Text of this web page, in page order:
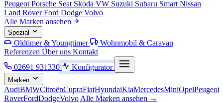
Peugeot Porsche Seat Skoda VW Suzuki Subaru Smart Nissan
Land RoverFord Dodge Volvo
Alle Marken ansehen
Spezial
Oldtimer & Youngtimer
Wohnmobil & Caravan
Referenzen Über uns Kontakt
02691 931330
Konfigurator
Marken
AudiBMWCitroënCupraFiatHyundaiKiaMercedesMiniOpelPeugeot
RoverFordDodgeVolvo Alle Marken ansehen →